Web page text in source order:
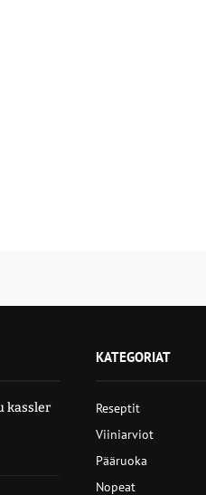
kassler
KATEGORIAT
Reseptit
Viiniarviot
Pääruoka
Nopeat